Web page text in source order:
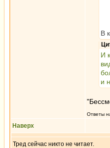
В
И
и
Ответы
Наверх
Тред сейчас никто не читает.